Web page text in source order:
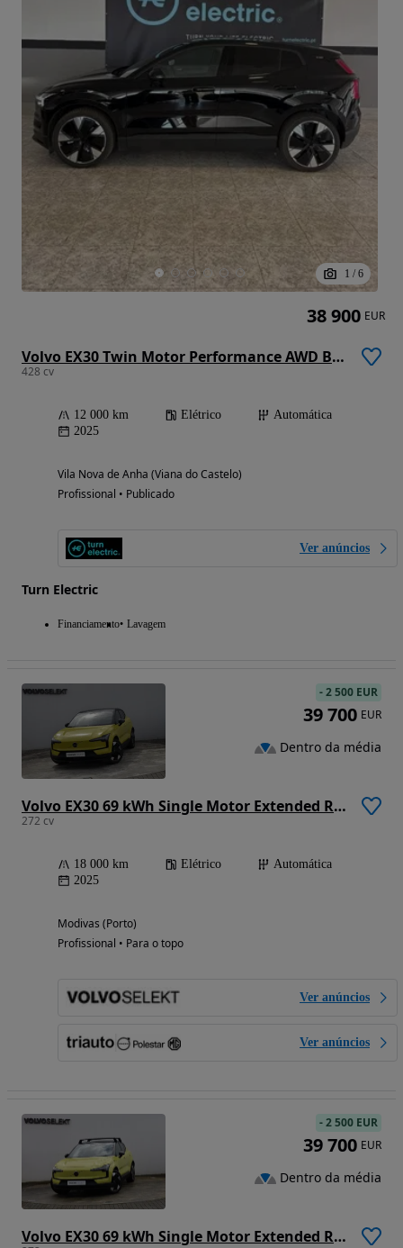
1 / 6
Volvo EX30 Twin Motor Performance AWD Black Edition Ultra
428 cv
12 000 km Elétrico
Automática
2025
Vila Nova de Anha (Viana do Castelo)
Profissional • Publicado
Ver anúncios
Turn Electric
Financiamento Lavagem
38 900 EUR
Volvo EX30 69 kWh Single Motor Extended Range Ultra
272 cv
18 000 km Elétrico
Automática
2025
Modivas (Porto)
Profissional • Para o topo
Ver anúncios
Ver anúncios
-2 500 EUR
39 700 EUR
Dentro da média
Volvo EX30 69 kWh Single Motor Extended Range Ultra
-2 500 EUR
39 700 EUR
Dentro da média